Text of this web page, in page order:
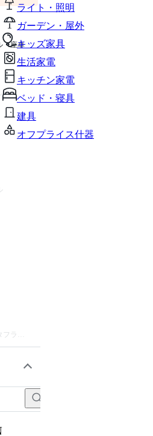
ライト・照明
ガーデン・屋外
キッズ家具
生活家電
キッチン家電
ベッド・寝具
建具
オフプライス什器
・座卓